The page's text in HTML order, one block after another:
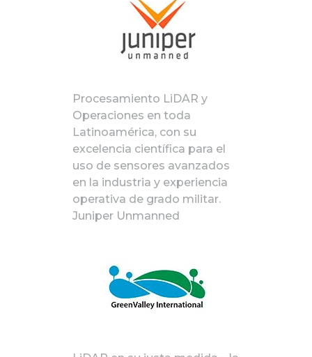
Procesamiento LiDAR y
Operaciones en toda
Latinoamérica, con su
excelencia científica para el
uso de sensores avanzados
en la industria y experiencia
operativa de grado militar.
Juniper Unmanned